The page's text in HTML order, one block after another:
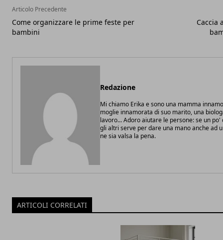
Articolo Precedente
Come organizzare le prime feste per
bambini
Caccia
Redazione
Mi chiamo Erika e sono una mamma
moglie innamorata di suo marito, una
lavoro... Adoro aiutare le persone: se un
gli altri serve per dare una mano anche ad
ne sia valsa la pena.
ARTICOLI CORRELATI